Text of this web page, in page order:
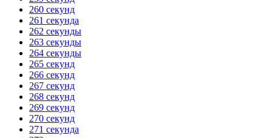
260 секунд
261 секунда
262 секунды
263 секунды
264 секунды
265 секунд
266 секунд
267 секунд
268 секунд
269 секунд
270 секунд
271 секунда